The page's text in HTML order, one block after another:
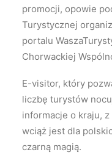
promocji, opowie
Turystycznej
portalu
Chorwackiej
E-visitor, który
liczbę turystów
informacje o kraju,
wciąż jest dla
czarną magią.